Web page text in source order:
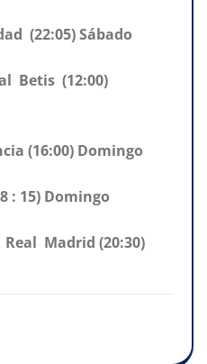
(22:05) Sábado
Betis (12:00)
(16:00) Domingo
: 15) Domingo
Madrid (20:30)